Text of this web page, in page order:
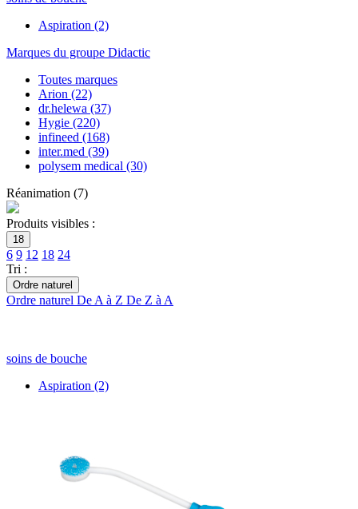
Aspiration (2)
Marques du groupe Didactic
Toutes marques
Arion (22)
dr.helewa (37)
Hygie (220)
infineed (168)
inter.med (39)
polysem medical (30)
Réanimation (7)
Produits visibles :
18
6 9 12 18 24
Tri :
Ordre naturel
Ordre naturel De A à Z De Z à A
soins de bouche
Aspiration (2)